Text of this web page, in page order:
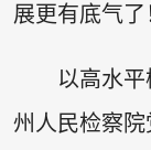
展更有底气了
以高水
州人民检察